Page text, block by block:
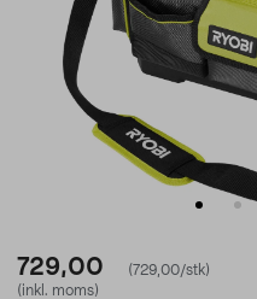
729,00
(729,00/stk)
(inkl. moms)